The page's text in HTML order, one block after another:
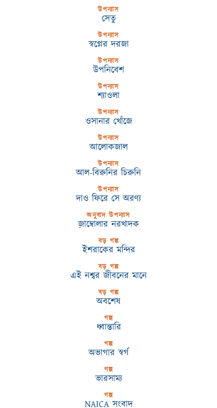
উপন্যাস
সেতু
উপন্যাস
স্বপ্নের দরজা
উপন্যাস
উপনিবেশ
উপন্যাস
শ্যাওলা
উপন্যাস
ওসানার খোঁজে
উপন্যাস
আলোকজাল
উপন্যাস
আল-বিরুনির চিরুনি
উপন্যাস
দাও ফিরে সে অরণ্য
অনুবাদ উপন্যাস
জ়াম্বোলার নরখাদক
বড় গল্প
ইশরাকের মন্দির
বড় গল্প
এই নশ্বর জীবনের মানে
বড় গল্প
অবশেষ
গল্প
ধ্বান্তারি
গল্প
অভাগার স্বর্গ
গল্প
ভারসাম্য
গল্প
NAICA সংবাদ